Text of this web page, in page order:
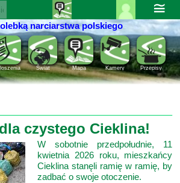
Zaloguj
się ››
Rejestracja
Pomoc
≅
narciarstwa polskiego
Przepisy
Kamery
Mapa
Świat
czystego Cieklina!
W sobotnie przedpołudnie, 11
kwietnia 2026 roku, mieszkańcy
Cieklina stanęli ramię w ramię, by
zadbać o swoje otoczenie.